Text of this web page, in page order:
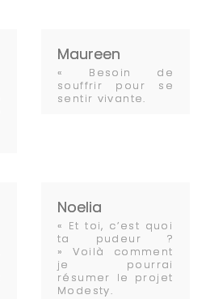
Maureen
« Besoin de
souffrir pour se
sentir vivante.
Noelia
« Et toi, c’est quoi
ta pudeur ?
» Voilà comment
je pourrai
résumer le projet
Modesty.